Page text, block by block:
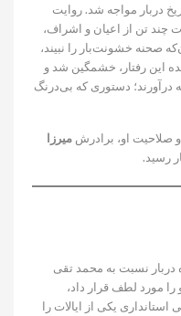
دربار مواجه شد. روایت
چند تن از اعیان و اشراف،
صحنه خشونت‌بار را نبیند،
این رفتار، خشمگین شد و
درآورند؛ دستوری که بی‌درنگ
صلاحیت او، برادرش میرزا
رسید.
نسبت به محمد تقی
را مورد لطف قرار داد،
یکی از ایالات را